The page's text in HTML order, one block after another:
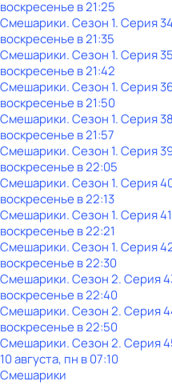
воскресенье в21:25
Смешарики. Сезон 1. Серия
воскресенье в21:35
Смешарики. Сезон 1. Серия
воскресенье в21:42
Смешарики. Сезон 1. Серия
воскресенье в21:50
Смешарики. Сезон 1. Серия
воскресенье в21:57
Смешарики. Сезон 1. Серия
воскресенье в22:05
Смешарики. Сезон 1. Серия
воскресенье в22:13
Смешарики. Сезон 1. Серия
воскресенье в22:21
Смешарики. Сезон 1. Серия
воскресенье в22:30
Смешарики. Сезон 2. Серия
воскресенье в22:40
Смешарики. Сезон 2. Серия
воскресенье в22:50
Смешарики. Сезон 2. Серия
10 августа, пн в 07:10
Смешарики